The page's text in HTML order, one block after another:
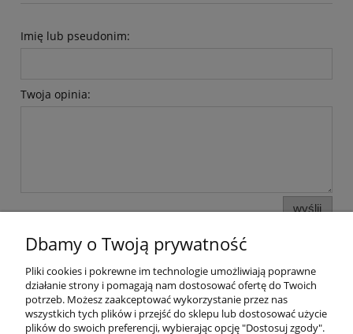
Imię lub pseudonim:
Twoja opinia:
wyślij
Informacje i pomoc
Moje konto
Dbamy o Twoją prywatność
Pliki cookies i pokrewne im technologie umożliwiają poprawne
działanie strony i pomagają nam dostosować ofertę do Twoich
potrzeb. Możesz zaakceptować wykorzystanie przez nas
wszystkich tych plików i przejść do sklepu lub dostosować użycie
plików do swoich preferencji, wybierając opcję "Dostosuj zgody".